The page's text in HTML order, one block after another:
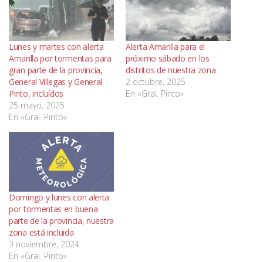
Lunes y martes con alerta
Amarilla por tormentas para
gran parte de la provincia,
General Villegas y General
Pinto, incluídos
25 mayo, 2025
En «Gral. Pinto»
Alerta Amarilla para el
próximo sábado en los
distritos de nuestra zona
2 octubre, 2025
En «Gral. Pinto»
Domingo y lunes con alerta
por tormentas en buena
parte de la provincia, nuestra
zona está incluida
3 noviembre, 2024
En «Gral. Pinto»